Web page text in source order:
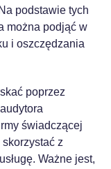
podstawie tych
można podjąć w
i oszczędzania
poprzez
świadczącej
z
Ważne jest,